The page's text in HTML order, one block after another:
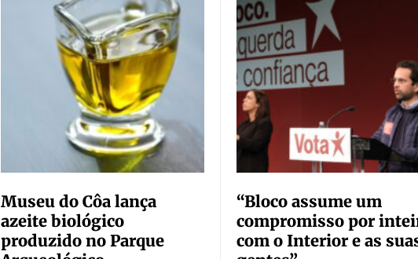
Museu do Côa lança
azeite biológico
produzido no Parque
“Bloco assume um
compromisso por
com o Interior e as